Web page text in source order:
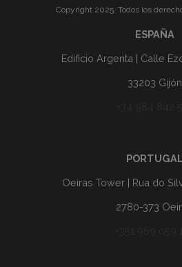
Copyright 2025. Todos los
ESPAÑA
Edificio Argenta | Calle
33203 Gijón
PORTUGAL
Oeiras Tower | Rua do
2780-373